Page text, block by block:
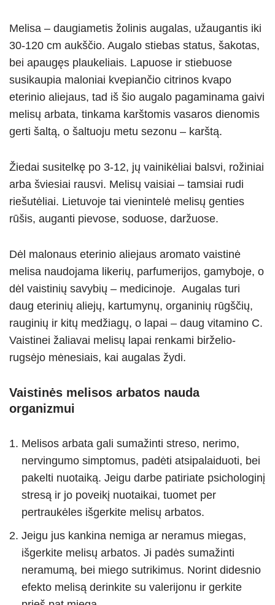
Melisa – daugiametis žolinis augalas, užaugantis iki
30-120 cm aukščio. Augalo stiebas status, šakotas,
bei apaugęs plaukeliais. Lapuose ir stiebuose
susikaupia maloniai kvepiančio citrinos kvapo
eterinio aliejaus, tad iš šio augalo pagaminama gaivi
melisų arbata, tinkama karštomis vasaros dienomis
gerti šaltą, o šaltuoju metu sezonu – karštą.
Žiedai susitelkę po 3-12, jų vainikėliai balsvi, rožiniai
arba šviesiai rausvi. Melisų vaisiai – tamsiai rudi
riešutėliai. Lietuvoje tai vienintelė melisų genties
rūšis, auganti pievose, soduose, daržuose.
Dėl malonaus eterinio aliejaus aromato vaistinė
melisa naudojama likerių, parfumerijos, gamyboje, o
dėl vaistinių savybių – medicinoje. Augalas turi
daug eterinių aliejų, kartumynų, organinių rūgščių,
rauginių ir kitų medžiagų, o lapai – daug vitamino C.
Vaistinei žaliavai melisų lapai renkami birželio-
rugsėjo mėnesiais, kai augalas žydi.
Vaistinės melisos arbatos nauda
organizmui
Melisos arbata gali sumažinti streso, nerimo,
nervingumo simptomus, padėti atsipalaiduoti, bei
pakelti nuotaiką. Jeigu darbe patiriate psichologinį
stresą ir jo poveikį nuotaikai, tuomet per
pertraukėles išgerkite melisų arbatos.
Jeigu jus kankina nemiga ar neramus miegas,
išgerkite melisų arbatos. Ji padės sumažinti
neramumą, bei miego sutrikimus. Norint didesnio
efekto melisą derinkite su valerijonu ir gerkite